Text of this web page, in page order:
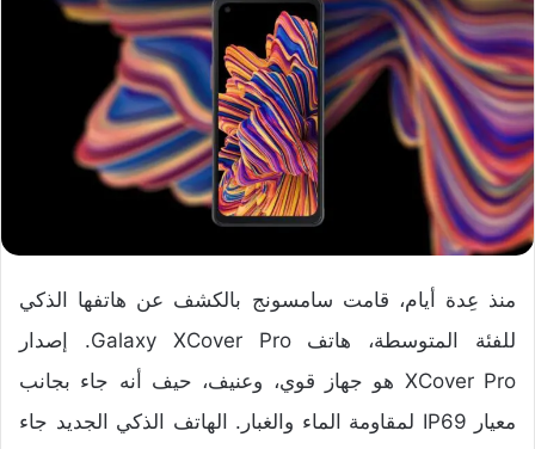
منذ عِدة أيام، قامت سامسونج بالكشف عن هاتفها الذكي
للفئة المتوسطة، هاتف Galaxy XCover Pro. إصدار
XCover Pro هو جهاز قوي، وعنيف، حيف أنه جاء بجانب
معيار IP69 لمقاومة الماء والغبار. الهاتف الذكي الجديد جاء